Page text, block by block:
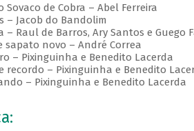
Sovaco de Cobra – Abel Ferreira
– Jacob do Bandolim
– Raul de Barros, Ary Santos e Guego
sapato novo – André Correa
– Pixinguinha e Benedito Lacerda
recordo – Pixinguinha e Benedito
– Pixinguinha e Benedito Lacerda